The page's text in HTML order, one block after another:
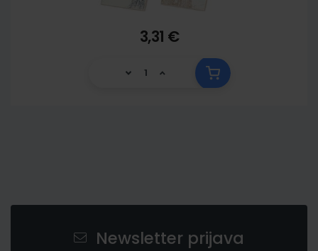
3,31 €
Newsletter prijava